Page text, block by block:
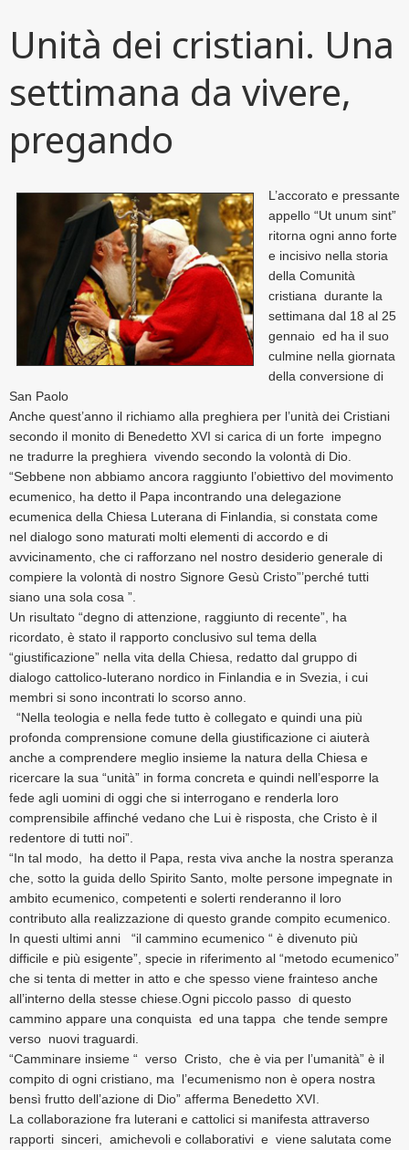
Unità dei cristiani. Una
settimana da vivere,
pregando
L’accorato e pressante
appello “Ut unum sint”
ritorna ogni anno forte
e incisivo nella storia
della Comunità
cristiana durante la
settimana dal 18 al 25
gennaio ed ha il suo
culmine nella giornata
della conversione di
San Paolo
Anche quest’anno il richiamo alla preghiera per l’unità dei Cristiani
secondo il monito di Benedetto XVI si carica di un forte impegno
ne tradurre la preghiera vivendo secondo la volontà di Dio.
“Sebbene non abbiamo ancora raggiunto l’obiettivo del movimento
ecumenico, ha detto il Papa incontrando una delegazione
ecumenica della Chiesa Luterana di Finlandia, si constata come
nel dialogo sono maturati molti elementi di accordo e di
avvicinamento, che ci rafforzano nel nostro desiderio generale di
compiere la volontà di nostro Signore Gesù Cristo”’perché tutti
siano una sola cosa ”.
Un risultato “degno di attenzione, raggiunto di recente”, ha
ricordato, è stato il rapporto conclusivo sul tema della
“giustificazione” nella vita della Chiesa, redatto dal gruppo di
dialogo cattolico-luterano nordico in Finlandia e in Svezia, i cui
membri si sono incontrati lo scorso anno.
“Nella teologia e nella fede tutto è collegato e quindi una più
profonda comprensione comune della giustificazione ci aiuterà
anche a comprendere meglio insieme la natura della Chiesa e
ricercare la sua “unità” in forma concreta e quindi nell’esporre la
fede agli uomini di oggi che si interrogano e renderla loro
comprensibile affinché vedano che Lui è risposta, che Cristo è il
redentore di tutti noi”.
“In tal modo, ha detto il Papa, resta viva anche la nostra speranza
che, sotto la guida dello Spirito Santo, molte persone impegnate in
ambito ecumenico, competenti e solerti renderanno il loro
contributo alla realizzazione di questo grande compito ecumenico.
In questi ultimi anni “il cammino ecumenico “ è divenuto più
difficile e più esigente”, specie in riferimento al “metodo ecumenico”
che si tenta di metter in atto e che spesso viene frainteso anche
all’interno della stesse chiese.Ogni piccolo passo di questo
cammino appare una conquista ed una tappa che tende sempre
verso nuovi traguardi.
“Camminare insieme “ verso Cristo, che è via per l’umanità” è il
compito di ogni cristiano, ma l’ecumenismo non è opera nostra
bensì frutto dell’azione di Dio” afferma Benedetto XVI.
La collaborazione fra luterani e cattolici si manifesta attraverso
rapporti sinceri, amichevoli e collaborativi e viene salutata come